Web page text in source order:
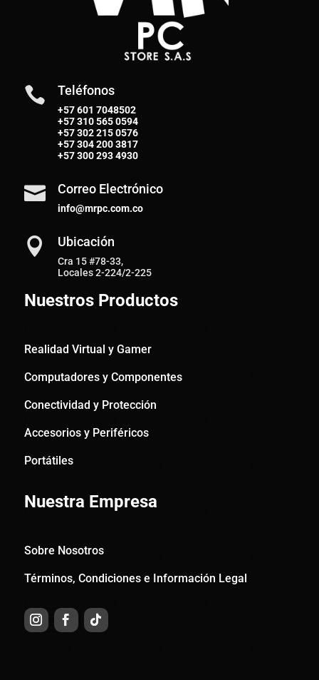
 Teléfonos
+57 601 7048502
+57310 565 0594
+57302 215 0576
+57304 200 3817
+57300 293 4930
 Correo Electrónico
info@mrpc.com.co
 Ubicación
Cra 15 #78-33,
Locales 2-224/2-225
Nuestros Productos
Realidad Virtual y Gamer
Computadores y Componentes
Conectividad y Protección
Accesorios y Periféricos
Portátiles
Nuestra Empresa
Sobre Nosotros
Términos, Condiciones e Información Legal